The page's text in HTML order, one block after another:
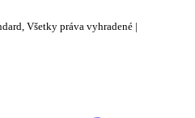
Všetky práva vyhradené |